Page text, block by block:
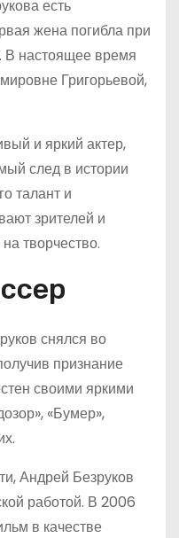
есть
жена погибла при
В настоящее время
Григорьевой,
и яркий актер,
след в истории
талант и
зрителей и
творчество.
снялся во
признание
своими яркими
«Бумер»,
Андрей Безруков
работой. В 2006
в качестве